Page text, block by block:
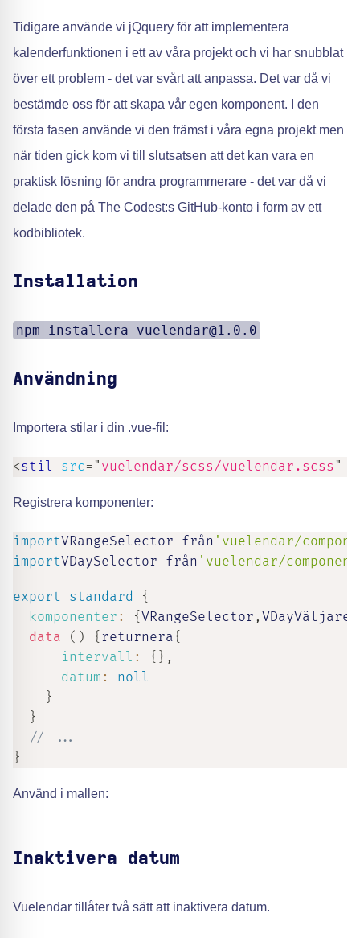
Tidigare använde vi jQquery för att implementera
kalenderfunktionen i ett av våra projekt och vi har snubblat
över ett problem - det var svårt att anpassa. Det var då vi
bestämde oss för att skapa vår egen komponent. I den
första fasen använde vi den främst i våra egna projekt men
när tiden gick kom vi till slutsatsen att det kan vara en
praktisk lösning för andra programmerare - det var då vi
delade den på The Codest:s GitHub-konto i form av ett
kodbibliotek.
Installation
npm installera vuelendar@1.0.0
Användning
Importera stilar i din .vue-fil:
<stil src = " vuelendar/scss/vuelendar.scss "
Registrera komponenter:
importVRangeSelector från 'vuelendar/
importVDaySelector från 'vuelendar/
export standard
{
komponenter : { VRangeSelector , VDayVäljare
data
( ) { returnera{
intervall : { } ,
datum :
noll
}
}
// ...
}
Använd i mallen:
Inaktivera datum
Vuelendar tillåter två sätt att inaktivera datum.